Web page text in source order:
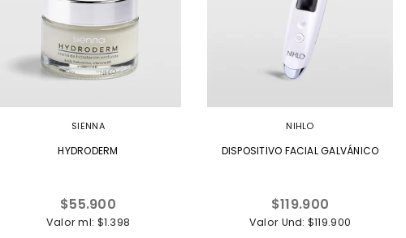
SIENNA
HYDRODERM
Precio
habitual
$55.900
Valor ml: $1.398
NIHLO
DISPOSITIVO FACIAL GALVÁNICO
Precio
habitual
$119.900
Valor Und: $119.900